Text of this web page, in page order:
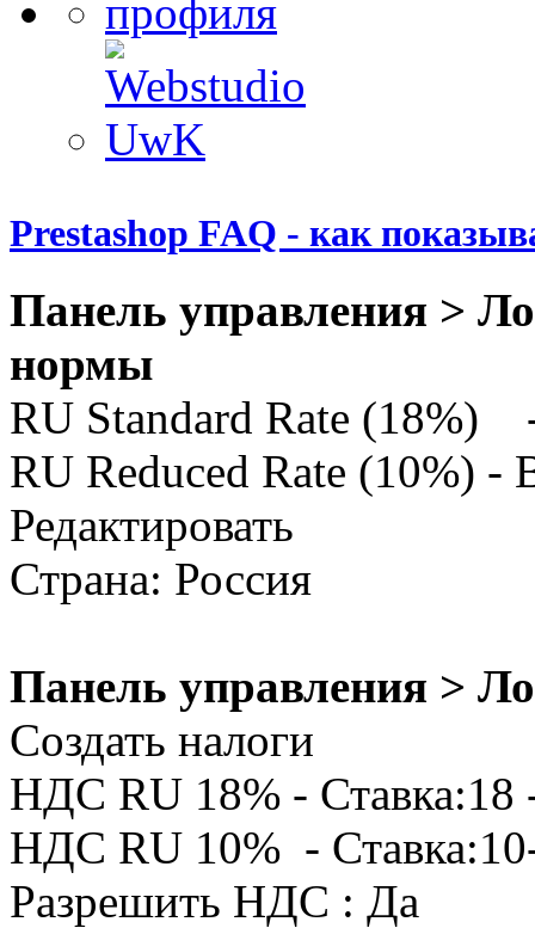
Prestashop FAQ - как
Панель управления >
нормы
RU Standard Rate (18%)
RU Reduced Rate (10%) -
Редактировать
Страна: Россия
Панель управления >
Создать налоги
НДС RU 18% -
НДС RU 10% -
Разрешить НДС : Да